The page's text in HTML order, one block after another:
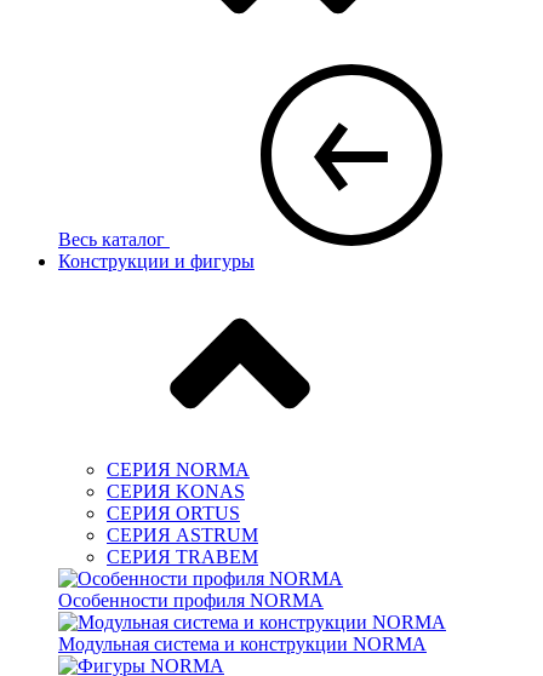
Весь каталог
Конструкции и фигуры
СЕРИЯ NORMA
СЕРИЯ KONAS
СЕРИЯ ORTUS
СЕРИЯ ASTRUM
СЕРИЯ TRABEM
Особенности профиля NORMA
Модульная система и конструкции NORMA